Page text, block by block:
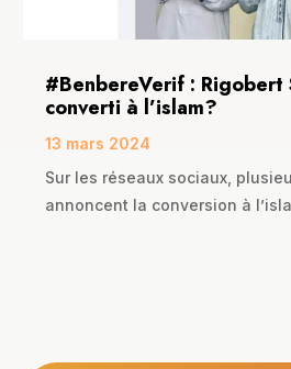
#BenbereVerif : Rigobert
converti à l’islam?
13 mars 2024
Sur les réseaux sociaux,
annoncent la conversion à